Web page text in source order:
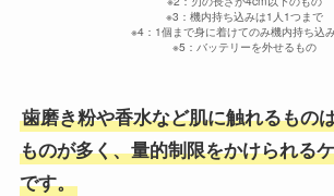
※3：機内持ち込みは1人1つまで
※4：1個まで身に着けてのみ機内持ち込
※5：バッテリーを外せるもの
歯磨き粉や香水など肌に触れるもの
ものが多く、量的制限をかけられる
です。